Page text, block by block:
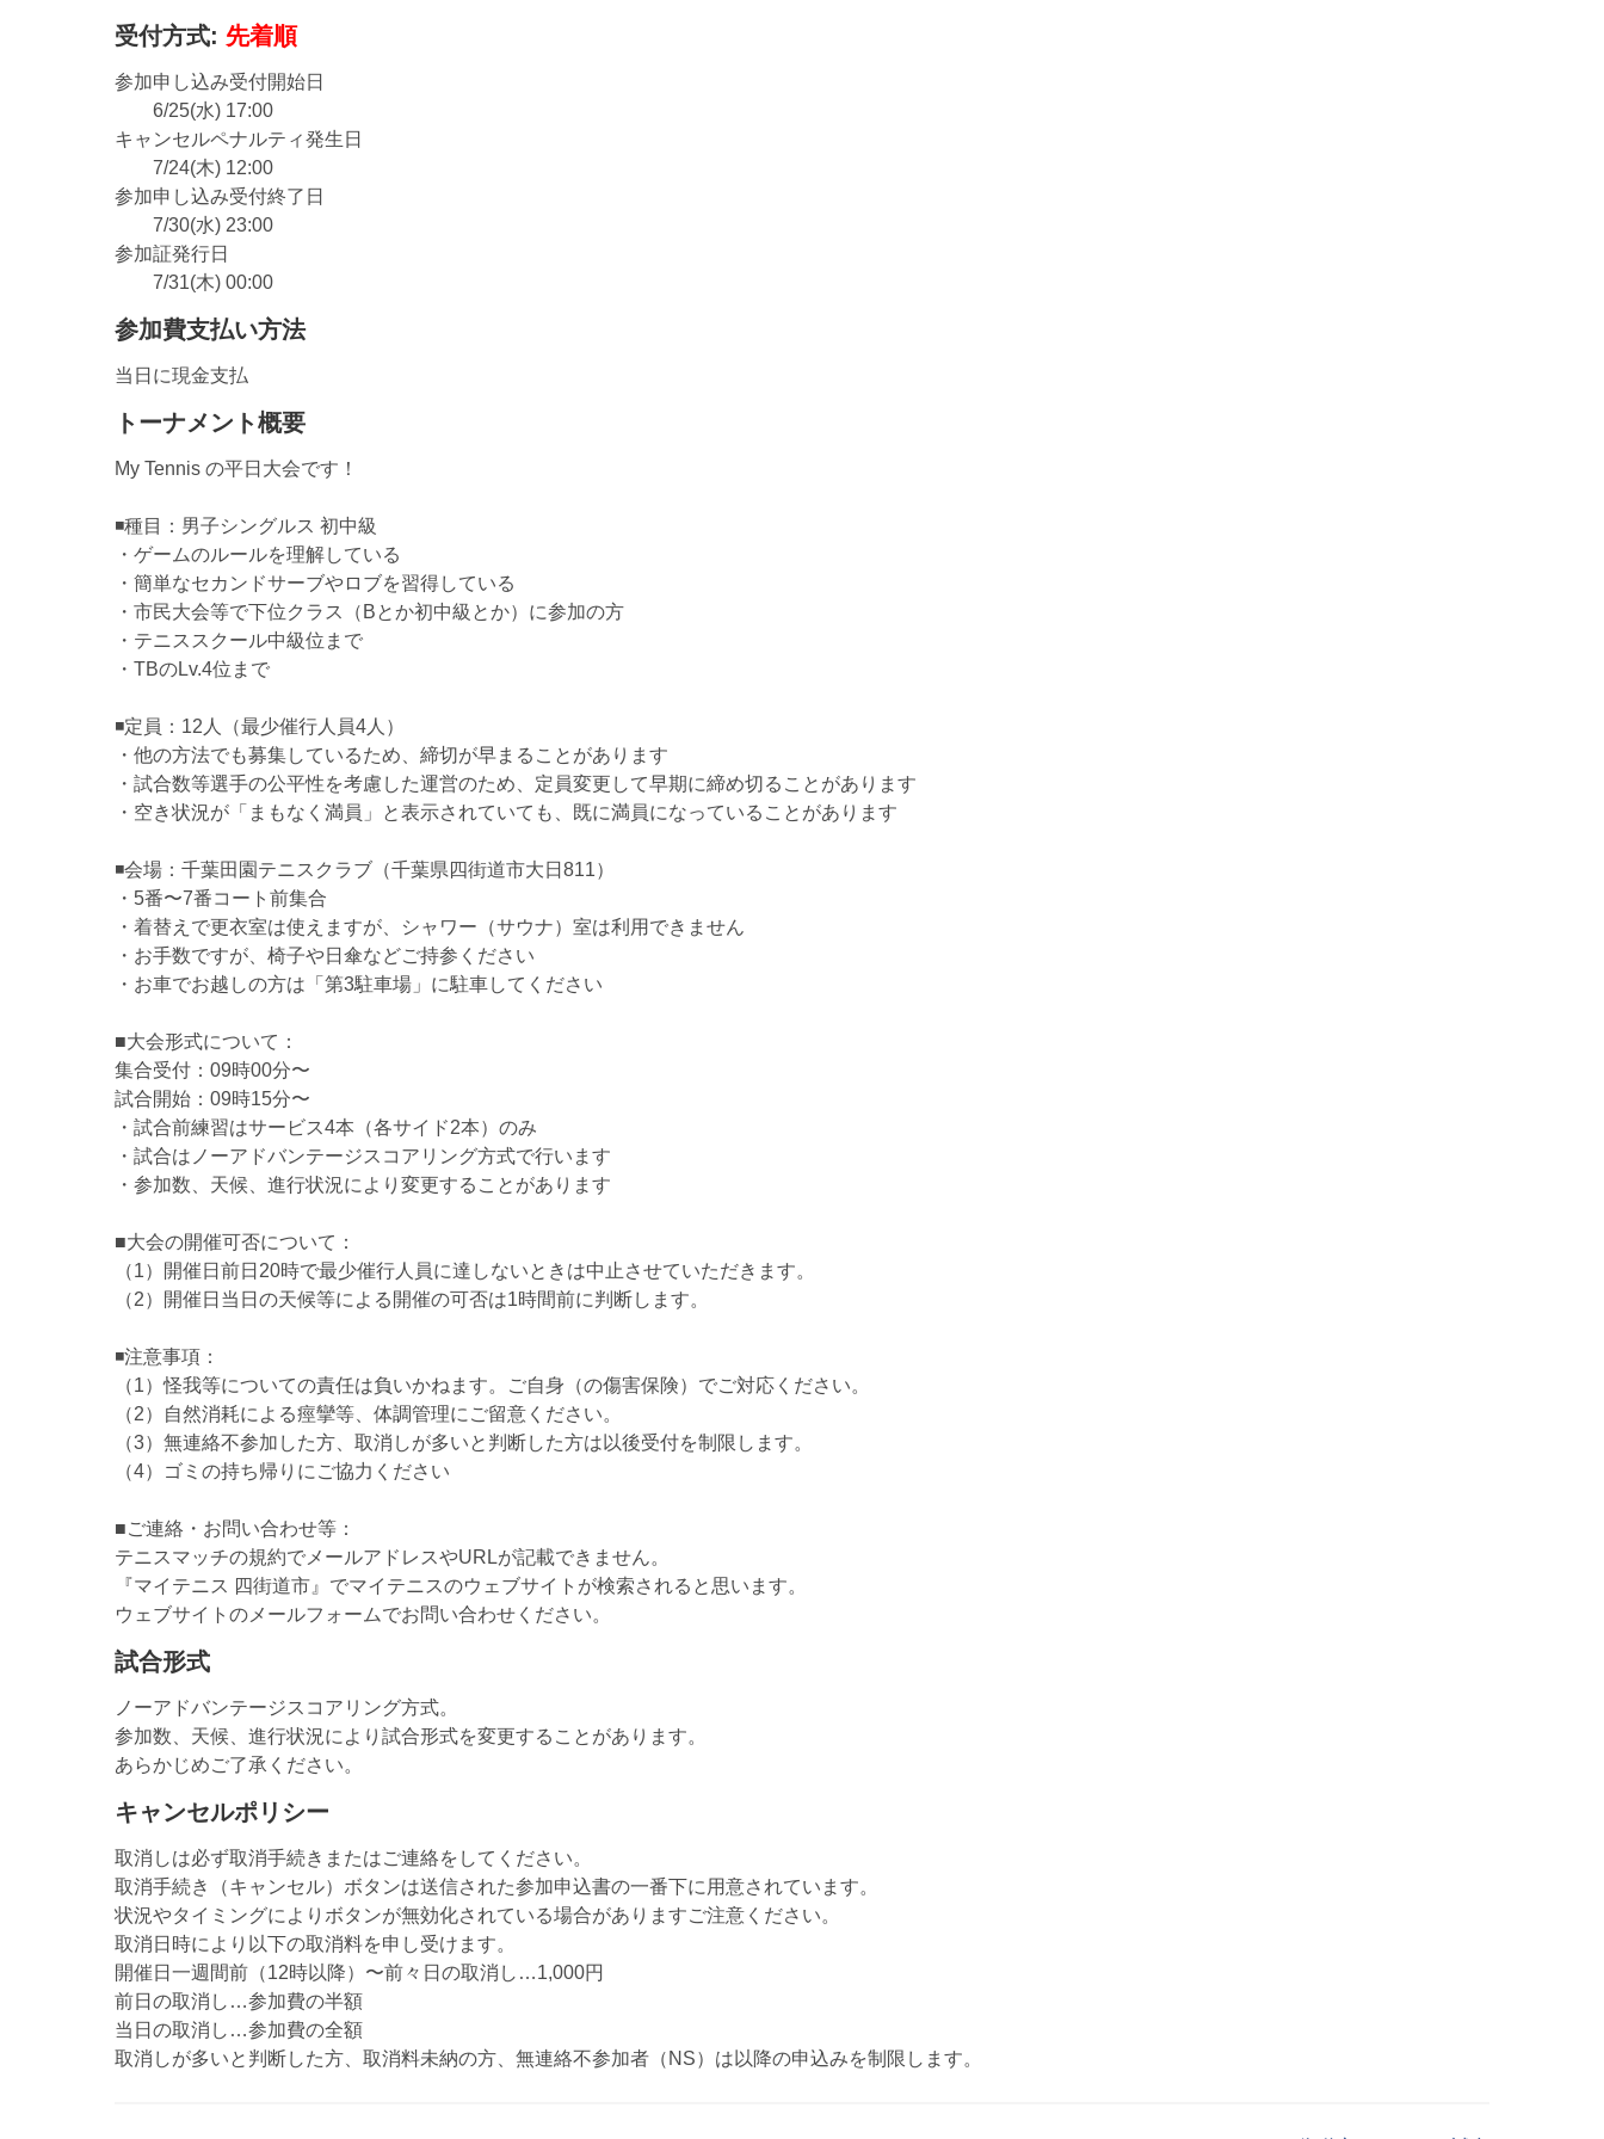
受付方式: 先着順
参加申し込み受付開始日
6/25(水) 17:00
キャンセルペナルティ発生日
7/24(木) 12:00
参加申し込み受付終了日
7/30(水) 23:00
参加証発行日
7/31(木) 00:00
参加費支払い方法
当日に現金支払
トーナメント概要
My Tennis の平日大会です！
◾️種目：男子シングルス 初中級
・ゲームのルールを理解している
・簡単なセカンドサーブやロブを習得している
・市民大会等で下位クラス（Bとか初中級とか）に参加の方
・テニススクール中級位まで
・TBのLv.4位まで
◾️定員：12人（最少催行人員4人）
・他の方法でも募集しているため、締切が早まることがあります
・試合数等選手の公平性を考慮した運営のため、定員変更して早期に締め切ることがあります
・空き状況が「まもなく満員」と表示されていても、既に満員になっていることがあります
◾️会場：千葉田園テニスクラブ（千葉県四街道市大日811）
・5番〜7番コート前集合
・着替えで更衣室は使えますが、シャワー（サウナ）室は利用できません
・お手数ですが、椅子や日傘などご持参ください
・お車でお越しの方は「第3駐車場」に駐車してください
■大会形式について：
集合受付：09時00分〜
試合開始：09時15分〜
・試合前練習はサービス4本（各サイド2本）のみ
・試合はノーアドバンテージスコアリング方式で行います
・参加数、天候、進行状況により変更することがあります
■大会の開催可否について：
（1）開催日前日20時で最少催行人員に達しないときは中止させていただきます。
（2）開催日当日の天候等による開催の可否は1時間前に判断します。
◾️注意事項：
（1）怪我等についての責任は負いかねます。ご自身（の傷害保険）でご対応ください。
（2）自然消耗による痙攣等、体調管理にご留意ください。
（3）無連絡不参加した方、取消しが多いと判断した方は以後受付を制限します。
（4）ゴミの持ち帰りにご協力ください
■ご連絡・お問い合わせ等：
テニスマッチの規約でメールアドレスやURLが記載できません。
『マイテニス 四街道市』でマイテニスのウェブサイトが検索されると思います。
ウェブサイトのメールフォームでお問い合わせください。
試合形式
ノーアドバンテージスコアリング方式。
参加数、天候、進行状況により試合形式を変更することがあります。
あらかじめご了承ください。
キャンセルポリシー
取消しは必ず取消手続きまたはご連絡をしてください。
取消手続き（キャンセル）ボタンは送信された参加申込書の一番下に用意されています。
状況やタイミングによりボタンが無効化されている場合がありますご注意ください。
取消日時により以下の取消料を申し受けます。
開催日一週間前（12時以降）〜前々日の取消し…1,000円
前日の取消し…参加費の半額
当日の取消し…参加費の全額
取消しが多いと判断した方、取消料未納の方、無連絡不参加者（NS）は以降の申込みを制限します。